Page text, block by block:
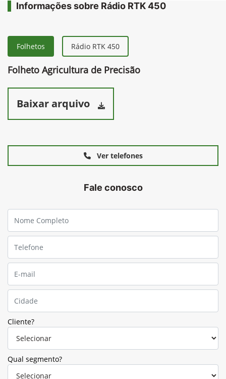
Informações sobre Rádio RTK 450
Folhetos Rádio RTK 450
Folheto Agricultura de Precisão
Baixar arquivo
Ver telefones
Fale conosco
Cliente?
Qual segmento?